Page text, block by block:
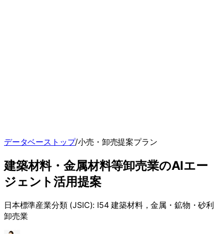
データベーストップ/小売・卸売提案プラン
建築材料・金属材料等卸売業のAIエー
ジェント活用提案
日本標準産業分類 (JSIC): I54 建築材料，金属・鉱物・砂利
卸売業